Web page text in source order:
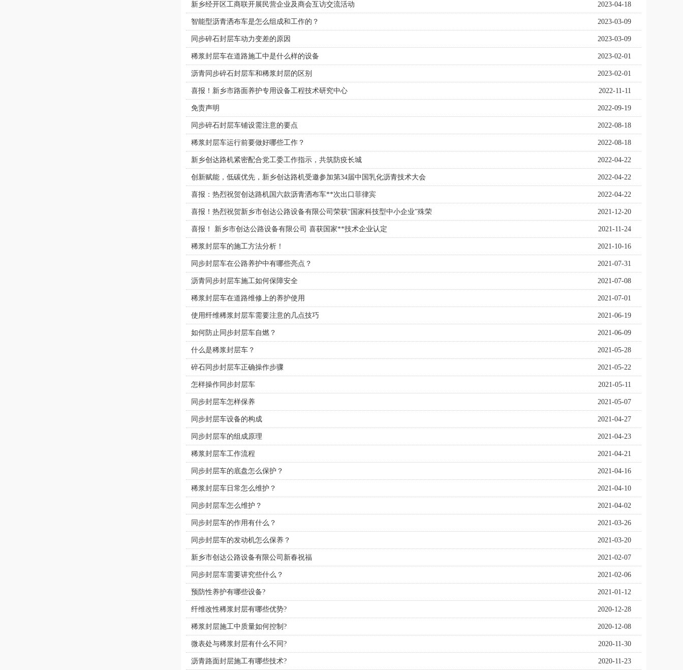
新乡经开区工商联开展民营企业及商会互访交流活动 2023-04-18
智能型沥青洒布车是怎么组成和工作的？ 2023-03-09
同步碎石封层车动力变差的原因 2023-03-09
稀浆封层车在道路施工中是什么样的设备 2023-02-01
沥青同步碎石封层车和稀浆封层的区别 2023-02-01
喜报！新乡市路面养护专用设备工程技术研究中心 2022-11-11
免责声明 2022-09-19
同步碎石封层车铺设需注意的要点 2022-08-18
稀浆封层车运行前要做好哪些工作？ 2022-08-18
新乡创达路机紧密配合党工委工作指示，共筑防疫长城 2022-04-22
创新赋能，低碳优先，新乡创达路机受邀参加第34届中国乳化沥青技术大会 2022-04-22
喜报：热烈祝贺创达路机国六款沥青洒布车**次出口菲律宾 2022-04-22
喜报！热烈祝贺新乡市创达公路设备有限公司荣获“国家科技型中小企业”殊荣 2021-12-20
喜报！ 新乡市创达公路设备有限公司 喜获国家**技术企业认定 2021-11-24
稀浆封层车的施工方法分析！ 2021-10-16
同步封层车在公路养护中有哪些亮点？ 2021-07-31
沥青同步封层车施工如何保障安全 2021-07-08
稀浆封层车在道路维修上的养护使用 2021-07-01
使用纤维稀浆封层车需要注意的几点技巧 2021-06-19
如何防止同步封层车自燃？ 2021-06-09
什么是稀浆封层车？ 2021-05-28
碎石同步封层车​正确操作步骤 2021-05-22
怎样操作同步封层车 2021-05-11
同步封层车怎样保养 2021-05-07
同步封层车​设备的构成 2021-04-27
同步封层车的组成原理 2021-04-23
稀浆封层车工作流程 2021-04-21
同步封层车的底盘怎么保护？ 2021-04-16
稀浆封层车日常怎么维护？ 2021-04-10
同步封层车怎么维护？ 2021-04-02
同步封层车的作用有什么？ 2021-03-26
同步封层车的发动机怎么保养？ 2021-03-20
新乡市创达公路设备有限公司新春祝福 2021-02-07
同步封层车需要讲究些什么？ 2021-02-06
预防性养护有哪些设备? 2021-01-12
纤维改性稀浆封层有哪些优势? 2020-12-28
稀浆封层施工中质量如何控制? 2020-12-08
微表处与稀浆封层有什么不同? 2020-11-30
沥青路面封层施工有哪些技术? 2020-11-23